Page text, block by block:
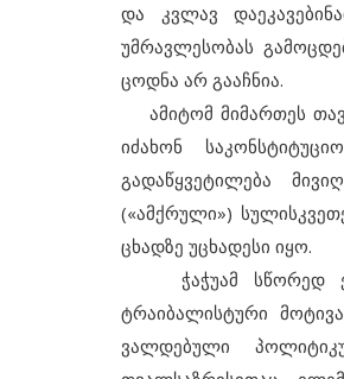
და კვლავ
უმრავლესობას
ცოდნა არ გააჩნია.
ამიტომ მიმართეს
იძახონ
გადაწყვეტილება
(«ამქრული»)
ცხადზე უცხადესი იყო.
ჭაჭუამ სწორედ ეს
ტრაიბალისტური
ვალდებული